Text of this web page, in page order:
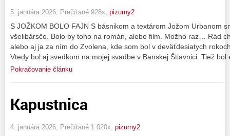
5. januára 2026, Prečítané 928x, pizurny2
S JOŽKOM BOLO FAJN S básnikom a textárom Jožom Urbanom
všelibársčo. Bolo by toho na román, alebo film. Možno raz… Rád
alebo aj ja za ním do Zvolena, kde som bol v deväťdesiatych
Vtedy bol aj svedkom na mojej svadbe v Banskej Štiavnici. Tiež
Pokračovanie článku
Kapustnica
4. januára 2026, Prečítané 1 020x, pizurny2